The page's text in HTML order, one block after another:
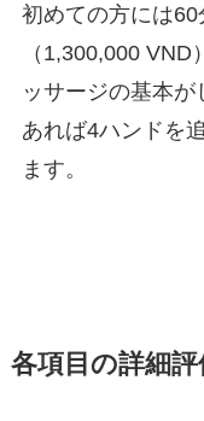
初めての方には
（1,300,000
ッサージの基本
あれば4ハンドを
ます。
各項目の詳細評